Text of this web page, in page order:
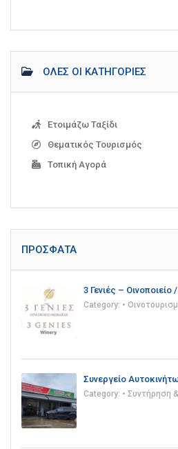
ΌΛΕΣ ΟΙ ΚΑΤΗΓΟΡΊΕΣ
Ετοιμάζω Ταξίδι
Θεματικός Τουρισμός
Τοπική Αγορά
ΠΡΌΣΦΑΤΑ
3 Γενιές –
Category: •
Συνεργείο
Category: • Συντήρηση